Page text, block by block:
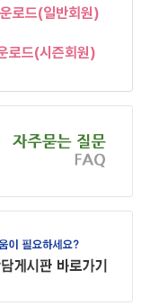
로드(일반회원)
로드(시즌회원)